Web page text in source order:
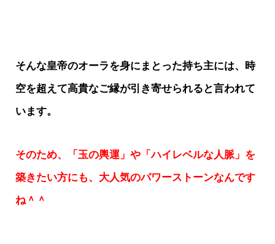
そんな皇帝のオーラを身にまとった持ち主には、時
空を超えて高貴なご縁が引き寄せられると言われて
います。
そのため、「玉の輿運」や「ハイレベルな人脈」を
築きたい方にも、大人気のパワーストーンなんです
ね＾＾